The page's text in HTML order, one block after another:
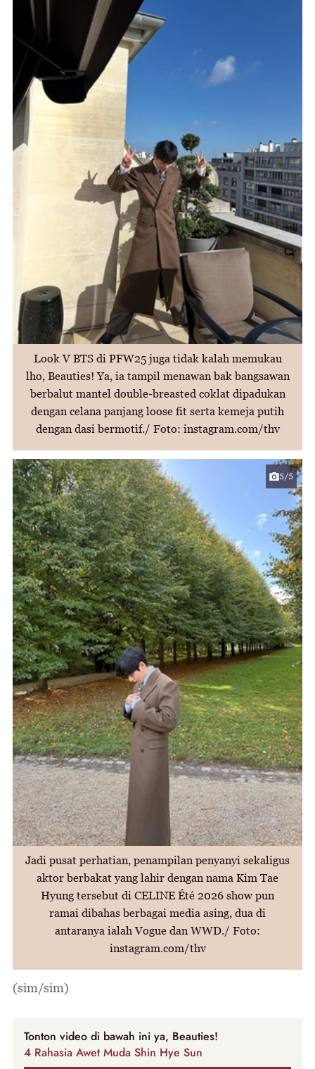
Look V BTS di PFW25 juga tidak kalah memukau
lho, Beauties! Ya, ia tampil menawan bak bangsawan
berbalut mantel double-breasted coklat dipadukan
dengan celana panjang loose fit serta kemeja putih
dengan dasi bermotif./ Foto: instagram.com/thv
5/5
Jadi pusat perhatian, penampilan penyanyi sekaligus
aktor berbakat yang lahir dengan nama Kim Tae
Hyung tersebut di CELINE Été 2026 show pun
ramai dibahas berbagai media asing, dua di
antaranya ialah Vogue dan WWD./ Foto:
instagram.com/thv
(sim/sim)
Tonton video di bawah ini ya, Beauties!
4 Rahasia Awet Muda Shin Hye Sun